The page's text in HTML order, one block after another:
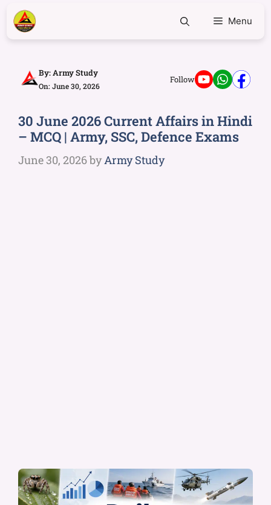
Menu
By:Army Study
On: June 30, 2026
Follow
30 June 2026 Current Affairs in Hindi
– MCQ | Army, SSC, Defence Exams
June 30, 2026byArmy Study